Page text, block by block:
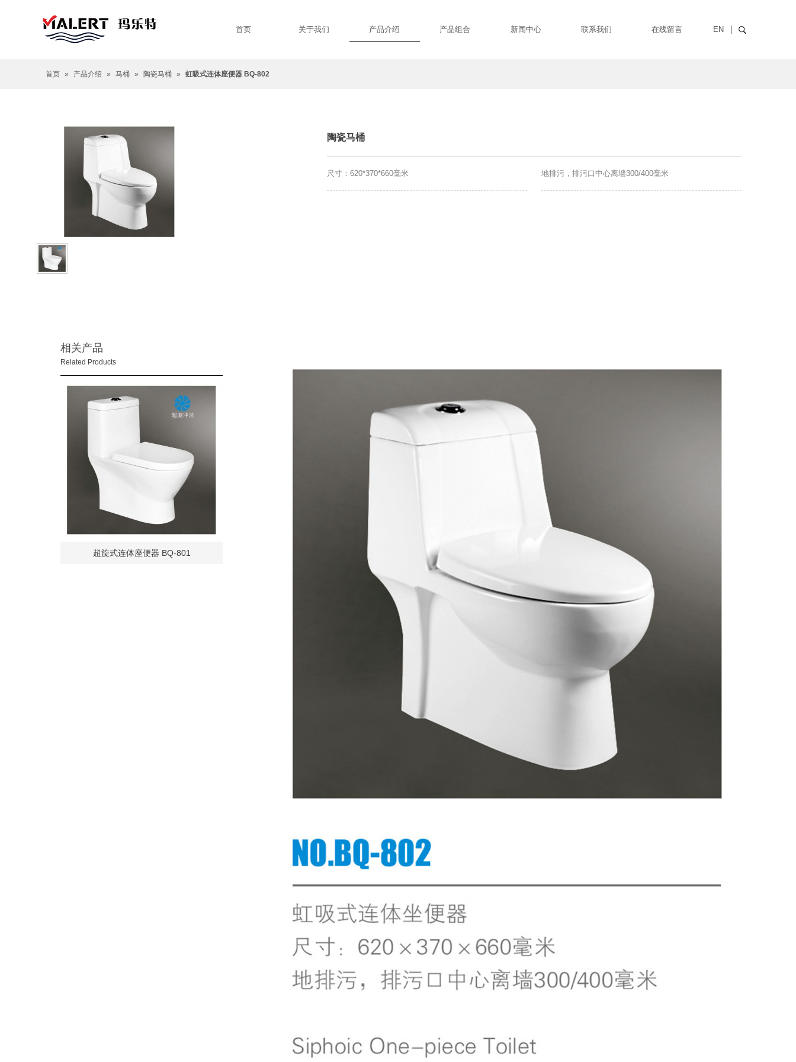
EN
首页 关于我们 产品介绍 产品组合 新闻中心 联系我们 在线留言
首页 » 产品介绍 » 马桶 » 陶瓷马桶 » 虹吸式连体座便器 BQ-802
陶瓷马桶
尺寸：620*370*660毫米 地排污，排污口中心离墙300/400毫米
相关产品
Related Products
超旋式连体座便器 BQ-801